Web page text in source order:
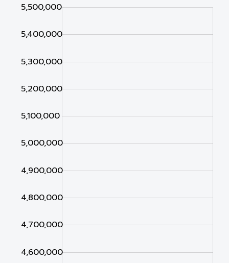
4,500,000
4,600,000
4,700,000
4,800,000
4,900,000
5,000,000
5,100,000
5,200,000
5,300,000
5,400,000
5,500,000